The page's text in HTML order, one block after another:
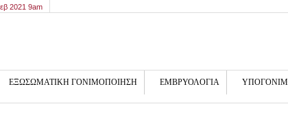
2021 9am
ΕΞΩΣΩΜΑΤΙΚΗ ΓΟΝΙΜΟΠΟΙΗΣΗ ΕΜΒΡΥΟΛΟΓΙΑ